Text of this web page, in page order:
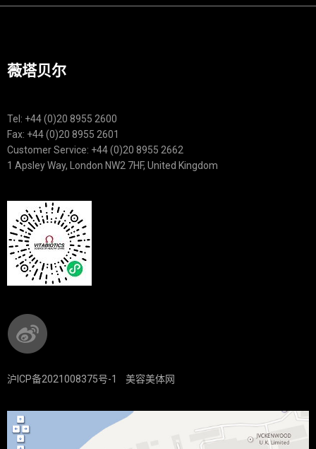
薇塔贝尔
Tel: +44 (0)20 8955 2600
Fax: +44 (0)20 8955 2601
Customer Service: +44 (0)20 8955 2662
1 Apsley Way, London NW2 7HF, United Kingdom
沪ICP备2021008375号-1 美容美体网